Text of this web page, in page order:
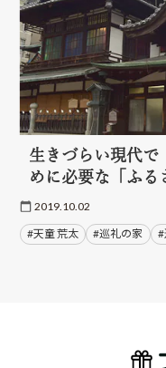
生きづらい現代で
めに必要な「ふる
2019.10.02
#天童 荒太 #巡礼の家 #